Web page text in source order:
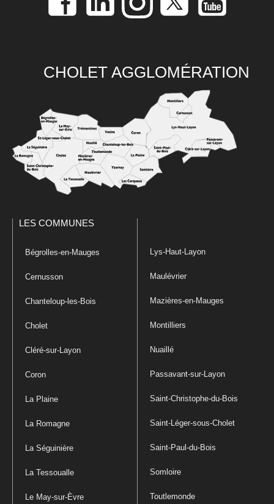
CHOLET AGGLOMÉRATION
LES COMMUNES
Bégrolles-en-Mauges
Cernusson
Chanteloup-les-Bois
Cholet
Cléré-sur-Layon
Coron
La Plaine
La Romagne
La Séguinière
La Tessoualle
Le May-sur-Èvre
Lys-Haut-Layon
Maulévrier
Mazières-en-Mauges
Montilliers
Nuaillé
Passavant-sur-Layon
Saint-Christophe-du-Bois
Saint-Léger-sous-Cholet
Saint-Paul-du-Bois
Somloire
Toutlemonde